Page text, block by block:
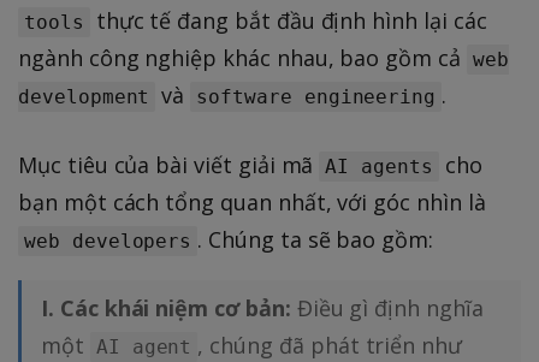
tools
thực tế đang bắt đầu định hình lại các
ngành công nghiệp khác nhau, bao gồm cả web
development
và software engineering .
Mục tiêu của bài viết giải mã AI agents
cho
bạn một cách tổng quan nhất, với góc nhìn là
web developers . Chúng ta sẽ bao gồm:
I. Các khái niệm cơ bản: Điều gì định nghĩa
một AI agent , chúng đã phát triển như